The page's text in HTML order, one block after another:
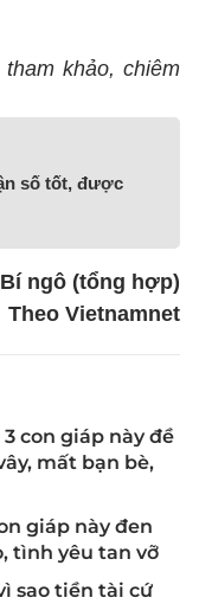
khảo, chiêm
số tốt, được
Bí ngô (tổng hợp)
Theo Vietnamnet
con giáp này đề
mất bạn bè,
giáp này đen
tình yêu tan vỡ
sao tiền tài cứ